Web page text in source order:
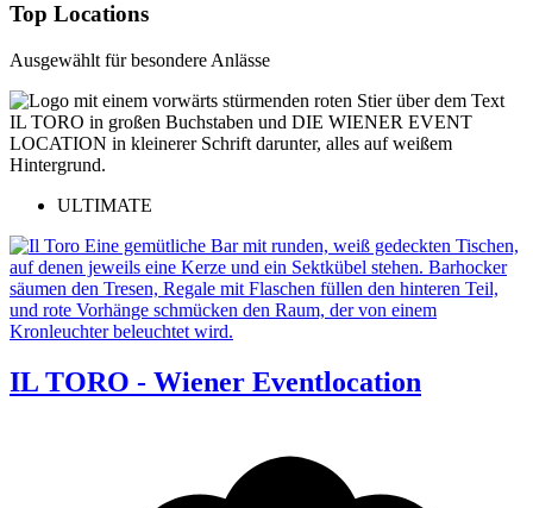
Top Locations
Ausgewählt für besondere Anlässe
ULTIMATE
IL TORO - Wiener Eventlocation